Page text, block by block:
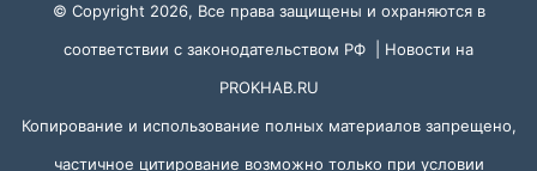
© Copyright 2026, Все права защищены и охраняются в
соответствии с законодательством РФ | Новости на
PROKHAB.RU
Копирование и использование полных материалов запрещено,
частичное цитирование возможно только при условии